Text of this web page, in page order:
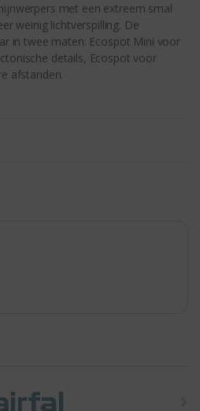
met een extreem smal
weinig lichtverspilling. De
in twee maten: Ecospot Mini voor
details, Ecospot voor
afstanden.